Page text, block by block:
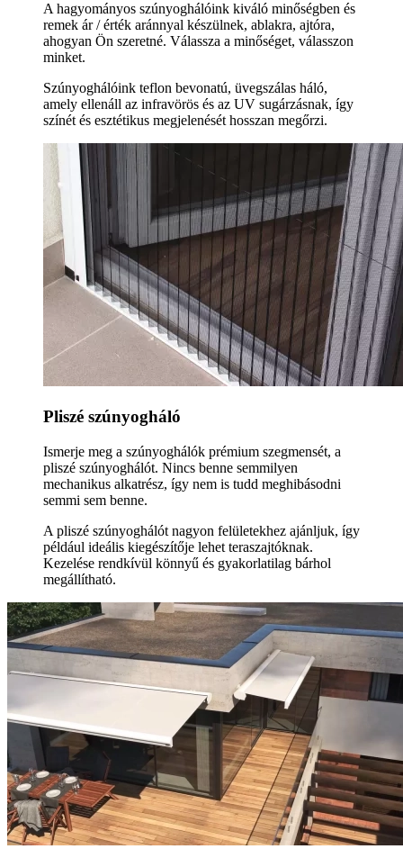
A hagyományos szúnyoghálóink kiváló minőségben és
remek ár / érték aránnyal készülnek, ablakra, ajtóra,
ahogyan Ön szeretné. Válassza a minőséget, válasszon
minket.
Szúnyoghálóink teflon bevonatú, üvegszálas háló,
amely ellenáll az infravörös és az UV sugárzásnak, így
színét és esztétikus megjelenését hosszan megőrzi.
Pliszé szúnyogháló
Ismerje meg a szúnyoghálók prémium szegmensét, a
pliszé szúnyoghálót. Nincs benne semmilyen
mechanikus alkatrész, így nem is tudd meghibásodni
semmi sem benne.
A pliszé szúnyoghálót nagyon felületekhez ajánljuk, így
például ideális kiegészítője lehet teraszajtóknak.
Kezelése rendkívül könnyű és gyakorlatilag bárhol
megállítható.